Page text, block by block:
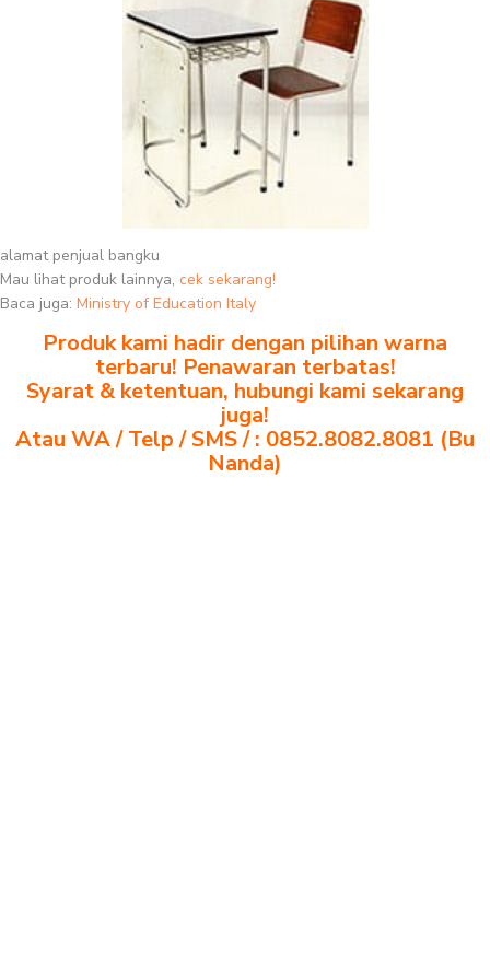
alamat penjual bangku
Mau lihat produk lainnya, cek sekarang!
Baca juga: Ministry of Education Italy
Produk kami hadir dengan pilihan warna
terbaru! Penawaran terbatas!
Syarat & ketentuan, hubungi kami sekarang
juga!
Atau WA / Telp / SMS / : 0852.8082.8081 (Bu
Nanda)